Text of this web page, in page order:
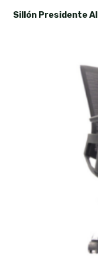
Sillón Presidente